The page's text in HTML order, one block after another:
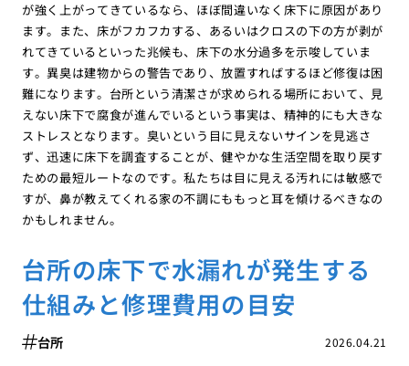
が強く上がってきているなら、ほぼ間違いなく床下に原因があり
ます。また、床がフカフカする、あるいはクロスの下の方が剥が
れてきているといった兆候も、床下の水分過多を示唆していま
す。異臭は建物からの警告であり、放置すればするほど修復は困
難になります。台所という清潔さが求められる場所において、見
えない床下で腐食が進んでいるという事実は、精神的にも大きな
ストレスとなります。臭いという目に見えないサインを見逃さ
ず、迅速に床下を調査することが、健やかな生活空間を取り戻す
ための最短ルートなのです。私たちは目に見える汚れには敏感で
すが、鼻が教えてくれる家の不調にももっと耳を傾けるべきなの
かもしれません。
台所の床下で水漏れが発生する
仕組みと修理費用の目安
2026.04.21
台所